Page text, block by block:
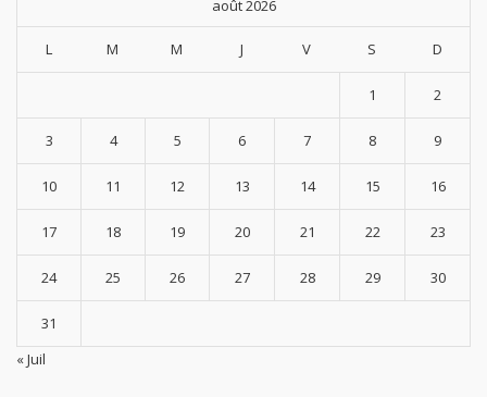
août 2026
L M M J V S D
1 2
3 4 5 6 7 8 9
10 11 12 13 14 15 16
17 18 19 20 21 22 23
24 25 26 27 28 29 30
31
« Juil